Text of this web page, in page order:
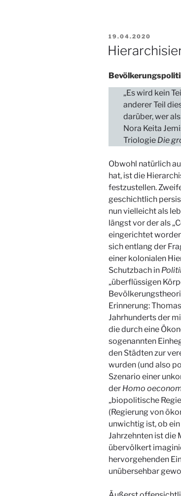
VERÖFFENTLICHT
19.04.2020
„Es wird kein
anderer Teil
darüber, wer
Nora Keita
Triologie Die
Obwohl natürlich
hat, ist die
festzustellen.
geschichtlich
nun vielleicht als
längst vor der als
eingerichtet
sich entlang der
einer kolonialen
Schutzbach in
„überflüssigen
Erinnerung:
Jahrhunderts der
die durch eine
sogenannten
den Städten zur
wurden (und also
Szenario einer
der Homo
„biopolitische
(Regierung von
unwichtig ist, ob
Jahrzehnten ist die
übervölkert
hervorgehenden
unübersehbar